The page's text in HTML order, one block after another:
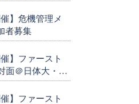
】危機管理メ
者募集
】ファースト
面＠日体大・横
】ファースト